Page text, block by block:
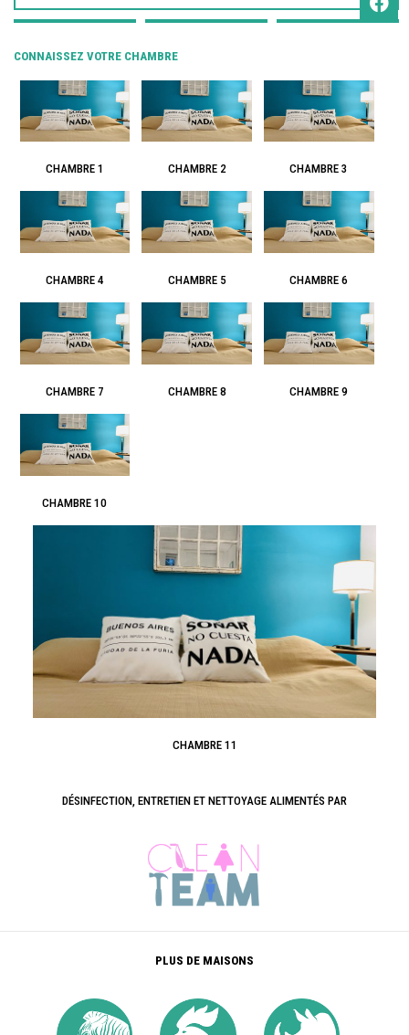
CONNAISSEZ VOTRE CHAMBRE
CHAMBRE 1 CHAMBRE 2 CHAMBRE 3
CHAMBRE 4 CHAMBRE 5 CHAMBRE 6
CHAMBRE 7 CHAMBRE 8 CHAMBRE 9
CHAMBRE 10
CHAMBRE 11
DÉSINFECTION, ENTRETIEN ET NETTOYAGE ALIMENTÉS PAR
PLUS DE MAISONS